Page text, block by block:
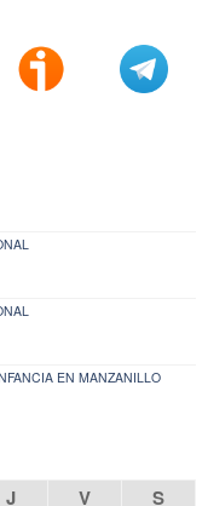
EN MANZANILLO
J V
S